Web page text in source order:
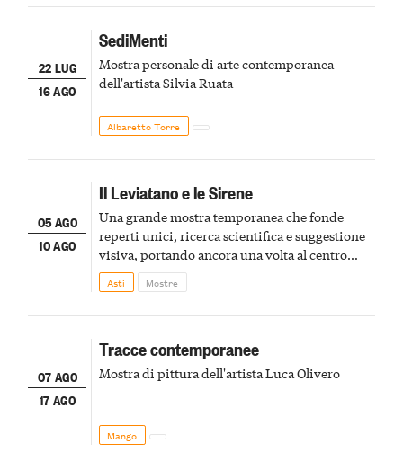
22 LUG
16 AGO
SediMenti
Mostra personale di arte contemporanea
dell'artista Silvia Ruata
Albaretto Torre
05 AGO
10 AGO
Il Leviatano e le Sirene
Una grande mostra temporanea che fonde
reperti unici, ricerca scientifica e suggestione
visiva, portando ancora una volta al centro
della scena le meraviglie del passato astigiano
Asti Mostre
07 AGO
17 AGO
Tracce contemporanee
Mostra di pittura dell'artista Luca Olivero
Mango